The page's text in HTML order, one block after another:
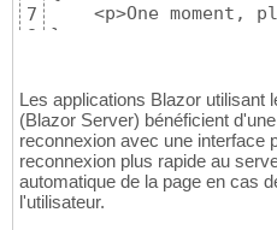
7
8
}
Les applications Blazor utilisant
(Blazor Server) bénéficient
reconnexion avec une interface
reconnexion plus rapide au
automatique de la page en cas
l'utilisateur.